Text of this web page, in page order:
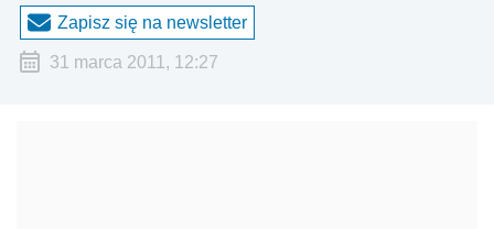
Zapisz się na newsletter
31 marca 2011, 12:27